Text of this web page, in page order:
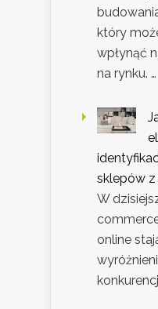
który
wpłynąć
na rynku. …
sklepów z
W
online